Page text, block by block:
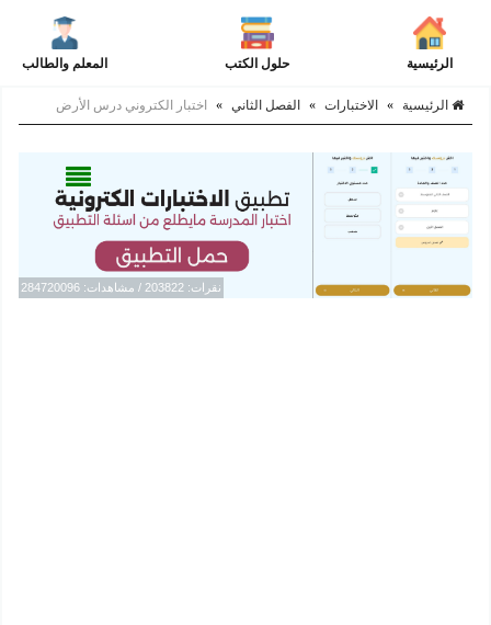
الرئيسية حلول الكتب المعلم والطالب
الرئيسية » الاختبارات » الفصل الثاني » اختبار الكتروني درس الأرض
نقرات: 203822 / مشاهدات: 284720096